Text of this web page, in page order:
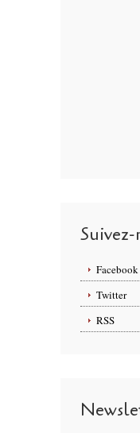
Facebook
Twitter
RSS